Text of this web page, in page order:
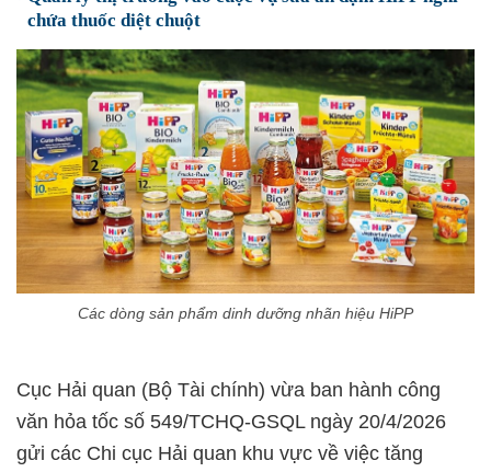
chứa thuốc diệt chuột
Các dòng sản phẩm dinh dưỡng nhãn hiệu HiPP
Cục Hải quan (Bộ Tài chính) vừa ban hành công
văn hỏa tốc số 549/TCHQ-GSQL ngày 20/4/2026
gửi các Chi cục Hải quan khu vực về việc tăng